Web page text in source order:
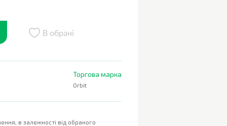
В обрані
Торгова марка
Orbit
в залежності від обраного